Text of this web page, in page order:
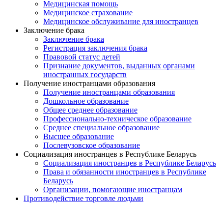
Медицинская помощь
Медицинское страхование
Медицинское обслуживание для иностранцев
Заключение брака
Заключение брака
Регистрация заключения брака
Правовой статус детей
Признание документов, выданных органами
иностранных государств
Получение иностранцами образования
Получение иностранцами образования
Дошкольное образование
Общее среднее образование
Профессионально-техническое образование
Среднее специальное образование
Высшее образование
Послевузовское образование
Социализация иностранцев в Республике Беларусь
Социализация иностранцев в Республике Беларусь
Права и обязанности иностранцев в Республике
Беларусь
Oрганизации, помогающие иностранцам
Противодействие торговле людьми